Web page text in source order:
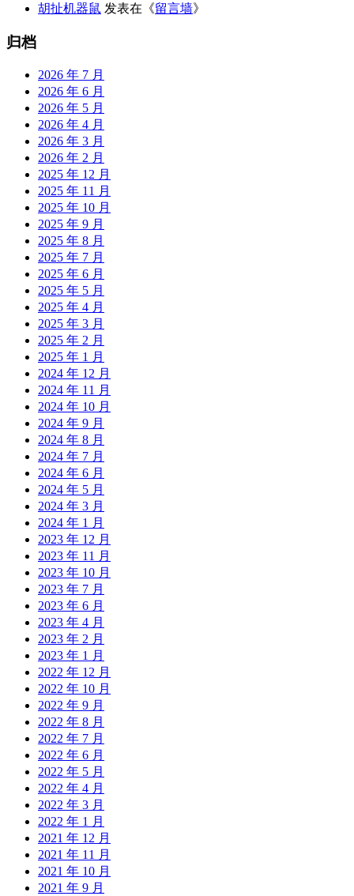
胡扯机器鼠 发表在《留言墙》
归档
2026 年 7 月
2026 年 6 月
2026 年 5 月
2026 年 4 月
2026 年 3 月
2026 年 2 月
2025 年 12 月
2025 年 11 月
2025 年 10 月
2025 年 9 月
2025 年 8 月
2025 年 7 月
2025 年 6 月
2025 年 5 月
2025 年 4 月
2025 年 3 月
2025 年 2 月
2025 年 1 月
2024 年 12 月
2024 年 11 月
2024 年 10 月
2024 年 9 月
2024 年 8 月
2024 年 7 月
2024 年 6 月
2024 年 5 月
2024 年 3 月
2024 年 1 月
2023 年 12 月
2023 年 11 月
2023 年 10 月
2023 年 7 月
2023 年 6 月
2023 年 4 月
2023 年 2 月
2023 年 1 月
2022 年 12 月
2022 年 10 月
2022 年 9 月
2022 年 8 月
2022 年 7 月
2022 年 6 月
2022 年 5 月
2022 年 4 月
2022 年 3 月
2022 年 1 月
2021 年 12 月
2021 年 11 月
2021 年 10 月
2021 年 9 月